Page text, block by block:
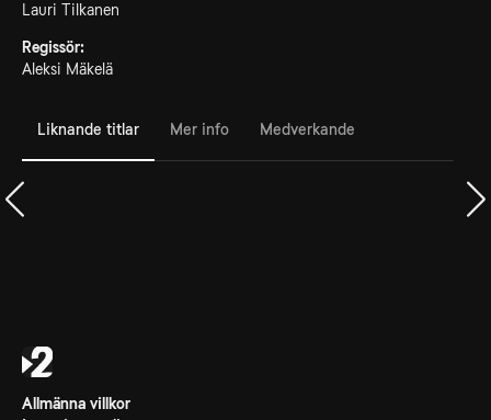
Lauri Tilkanen
Regissör:
Aleksi Mäkelä
Liknande titlar Mer info Medverkande
Allmänna villkor